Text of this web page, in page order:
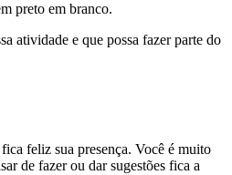
preto em branco.
atividade e que possa fazer parte do
feliz sua presença. Você é muito
de fazer ou dar sugestões fica a